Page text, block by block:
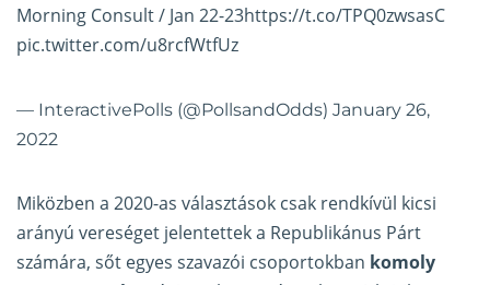
Morning Consult / Jan 22-23https://t.co/TPQ0zwsasC
pic.twitter.com/u8rcfWtfUz
— InteractivePolls (@PollsandOdds) January 26,
2022
Miközben a 2020-as választások csak rendkívül kicsi
arányú vereséget jelentettek a Republikánus Párt
számára, sőt egyes szavazói csoportokban komoly